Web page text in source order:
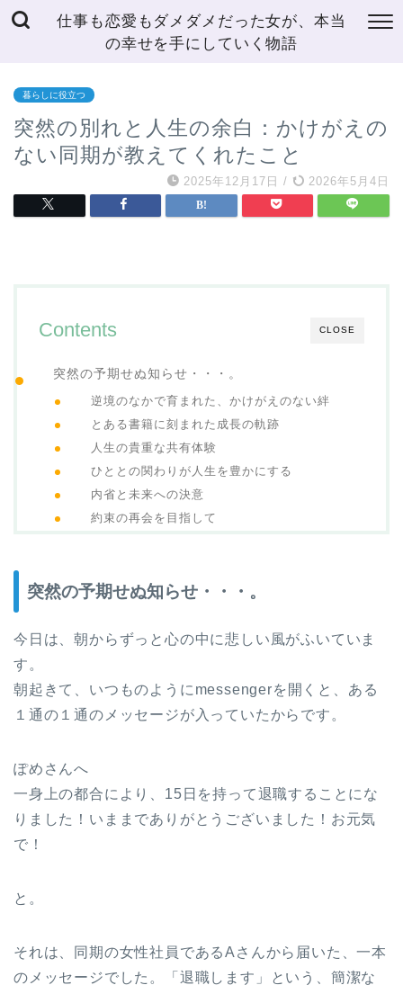
仕事も恋愛もダメダメだった女が、本当
の幸せを手にしていく物語
暮らしに役立つ
突然の別れと人生の余白：かけがえの
ない同期が教えてくれたこと
2025年12月17日 / 2026年5月4日
CLOSE
Contents
突然の予期せぬ知らせ・・・。
逆境のなかで育まれた、かけがえのない絆
とある書籍に刻まれた成長の軌跡
人生の貴重な共有体験
ひととの関わりが人生を豊かにする
内省と未来への決意
約束の再会を目指して
突然の予期せぬ知らせ・・・。
今日は、朝からずっと心の中に悲しい風がふいていま
す。
朝起きて、いつものようにmessengerを開くと、ある
１通の１通のメッセージが入っていたからです。
ぽめさんへ
一身上の都合により、15日を持って退職することにな
りました！いままでありがとうございました！お元気
で！
と。
それは、同期の女性社員であるAさんから届いた、一本
のメッセージでした。「退職します」という、簡潔な